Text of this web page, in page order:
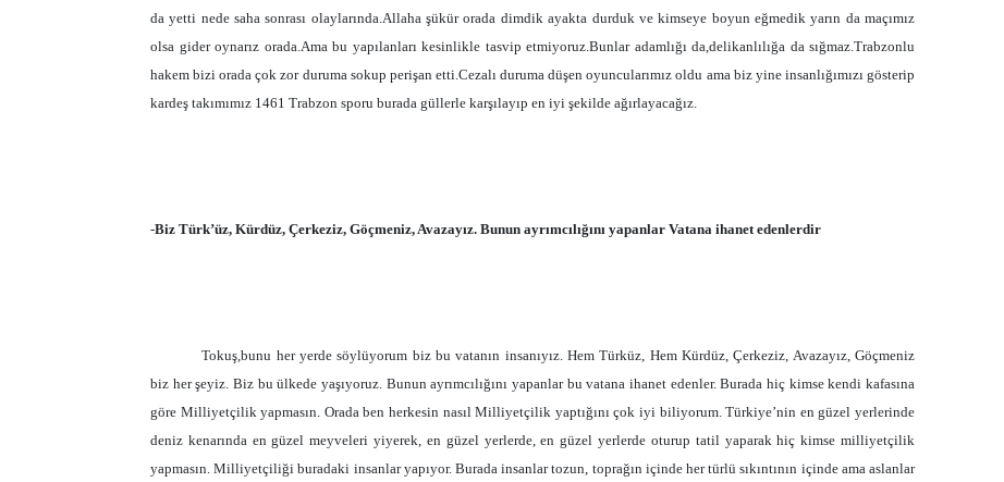
da yetti nede saha sonrası olaylarında.Allaha şükür orada dimdik ayakta durduk ve kimseye boyun eğmedik yarın da maçımız
olsa gider oynarız orada.Ama bu yapılanları kesinlikle tasvip etmiyoruz.Bunlar adamlığı da,delikanlılığa da sığmaz.Trabzonlu
hakem bizi orada çok zor duruma sokup perişan etti.Cezalı duruma düşen oyuncularımız oldu ama biz yine insanlığımızı gösterip
kardeş takımımız 1461 Trabzon sporu burada güllerle karşılayıp en iyi şekilde ağırlayacağız.
-Biz Türk’üz, Kürdüz, Çerkeziz, Göçmeniz, Avazayız. Bunun ayrımcılığını yapanlar Vatana ihanet edenlerdir
Tokuş,bunu her yerde söylüyorum biz bu vatanın insanıyız. Hem Türküz, Hem Kürdüz, Çerkeziz, Avazayız, Göçmeniz
biz her şeyiz. Biz bu ülkede yaşıyoruz. Bunun ayrımcılığını yapanlar bu vatana ihanet edenler. Burada hiç kimse kendi kafasına
göre Milliyetçilik yapmasın. Orada ben herkesin nasıl Milliyetçilik yaptığını çok iyi biliyorum. Türkiye’nin en güzel yerlerinde
deniz kenarında en güzel meyveleri yiyerek, en güzel yerlerde, en güzel yerlerde oturup tatil yaparak hiç kimse milliyetçilik
yapmasın. Milliyetçiliği buradaki insanlar yapıyor. Burada insanlar tozun, toprağın içinde her türlü sıkıntının içinde ama aslanlar